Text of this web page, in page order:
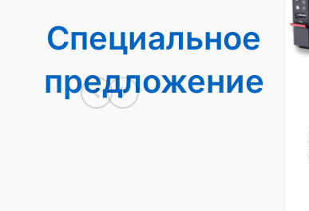
Специальное
предложение